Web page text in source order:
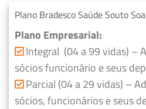
Plano Bradesco Saúde Souto
Plano Empresarial:
Integral (04 a 99 vidas) –
sócios funcionário e seus
Parcial (04 a 29 vidas) –
sócios, funcionários e seus